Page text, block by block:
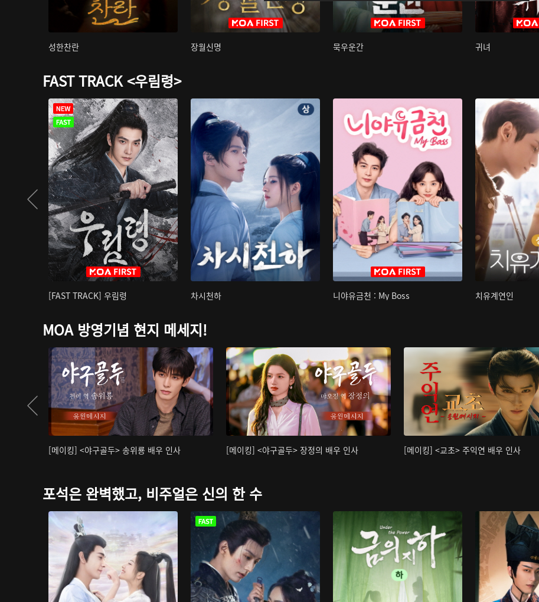
성한찬란 장월신명 묵우운간 귀녀
FAST TRACK <우림령>
[FAST TRACK] 우림령 차시천하 니야유금천 : My Boss 치유계연인
MOA 방영기념 현지 메세지!
[메이킹] <야구골두> 송위룡 배우 인사 [메이킹] <야구골두> 장정의 배우 인사 [메이킹] <교초> 주익연 배우 인사
포석은 완벽했고, 비주얼은 신의 한 수